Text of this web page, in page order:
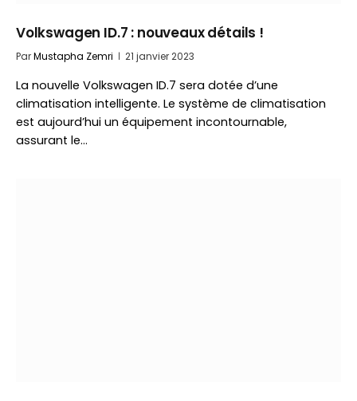
Volkswagen ID.7 : nouveaux détails !
ParMustapha Zemri 21 janvier 2023
La nouvelle Volkswagen ID.7 sera dotée d’une
climatisation intelligente. Le système de climatisation
est aujourd’hui un équipement incontournable,
assurant le…